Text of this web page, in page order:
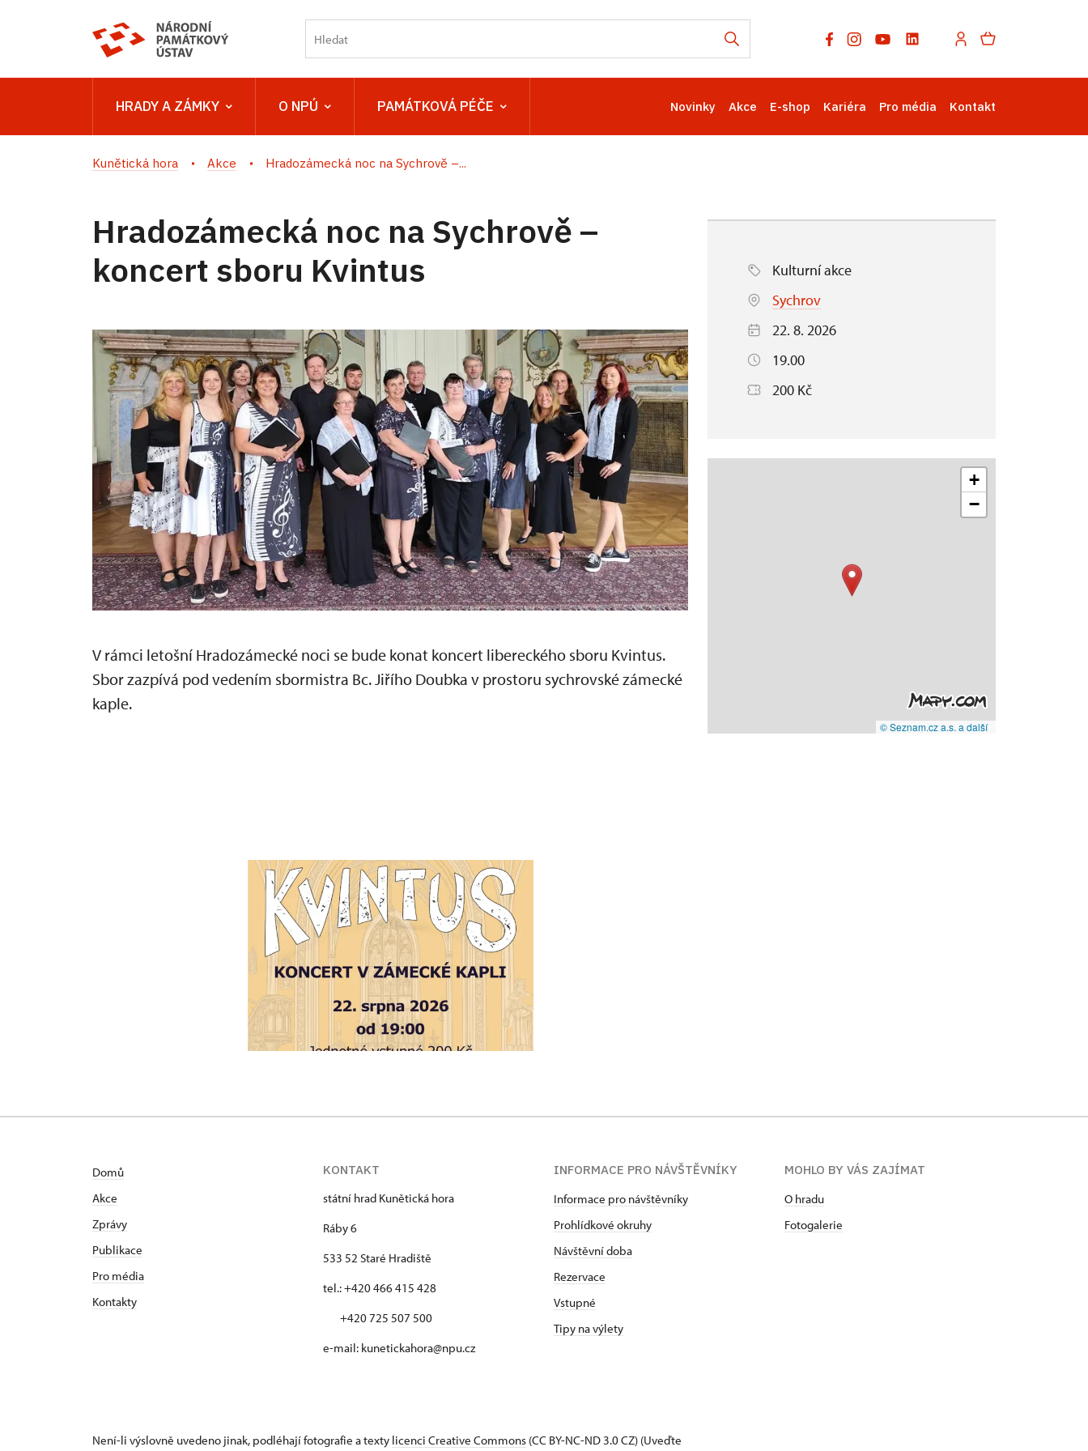
HRADY A ZÁMKY O NPÚ PAMÁTKOVÁ PÉČE Novinky Akce E-shop Kariéra Pro média Kontakt
Kunětická hora Akce Hradozámecká noc na Sychrově –...
Hradozámecká noc na Sychrově –
koncert sboru Kvintus
V rámci letošní Hradozámecké noci se bude konat koncert libereckého sboru Kvintus.
Sbor zazpívá pod vedením sbormistra Bc. Jiřího Doubka v prostoru sychrovské zámecké
kaple.
Kulturní akce
Sychrov
22. 8. 2026
19.00
200 Kč
+
−
© Seznam.cz a.s. a další
Domů
Akce
Zprávy
Publikace
Pro média
Kontakty
KONTAKT
státní hrad Kunětická hora
Ráby 6
533 52 Staré Hradiště
tel.: +420 466 415 428
+420 725 507 500
e-mail: kunetickahora@npu.cz
INFORMACE PRO NÁVŠTĚVNÍKY
Informace pro návštěvníky
Prohlídkové okruhy
Návštěvní doba
Rezervace
Vstupné
Tipy na výlety
MOHLO BY VÁS ZAJÍMAT
O hradu
Fotogalerie
Není-li výslovně uvedeno jinak, podléhají fotografie a texty licenci Creative Commons (CC BY-NC-ND 3.0 CZ) (Uveďte